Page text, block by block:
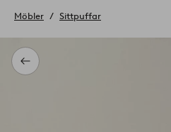
till
Tillbaka
Möbler Sittpuffar